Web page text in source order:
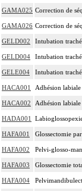
GAMA025 Correction de
GAMA026 Correction de
GELD002 Intubation
GELD004 Intubation
GELE004 Intubation
HACA001 Adhésion
HACA002 Adhésion
HADA001
HAFA001 Glossectomie
HAFA002 Pelvi-glosso-
HAFA003 Glossectomie
HAFA004